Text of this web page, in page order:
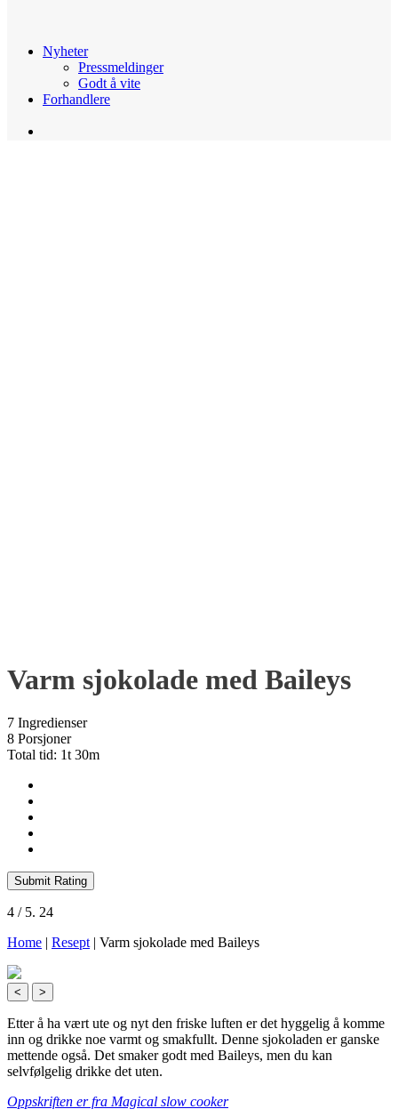
Nyheter
Pressmeldinger
Godt å vite
Forhandlere
Varm sjokolade med Baileys
7 Ingredienser
8 Porsjoner
Total tid: 1t 30m
Submit Rating
4 / 5. 24
Home | Resept | Varm sjokolade med Baileys
< >
Etter å ha vært ute og nyt den friske luften er det hyggelig å komme
inn og drikke noe varmt og smakfullt. Denne sjokoladen er ganske
mettende også. Det smaker godt med Baileys, men du kan
selvfølgelig drikke det uten.
Oppskriften er fra Magical slow cooker